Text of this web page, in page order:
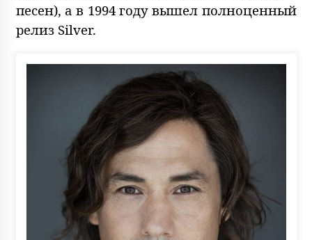
песен), а в 1994 году вышел полноценный
релиз Silver.